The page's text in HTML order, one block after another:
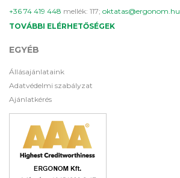
+36 74 419 448 mellék: 117; oktatas@ergonom.hu
TOVÁBBI ELÉRHETŐSÉGEK
EGYÉB
Állásajánlataink
Adatvédelmi szabályzat
Ajánlatkérés